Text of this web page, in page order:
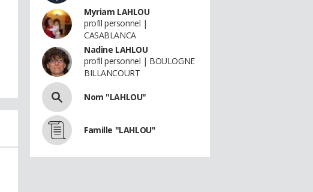
Myriam LAHLOU
profil personnel |
CASABLANCA
Nadine LAHLOU
profil personnel | BOULOGNE
BILLANCOURT
Nom "LAHLOU"
Famille "LAHLOU"